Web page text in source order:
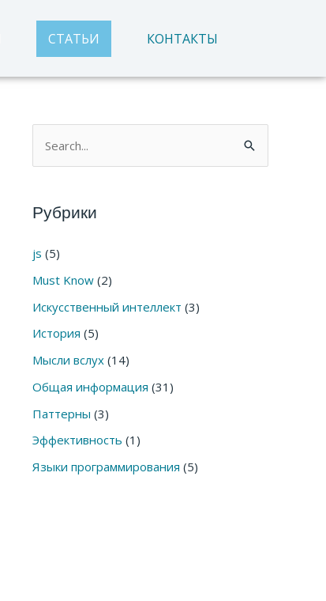
СТАТЬИ КОНТАКТЫ
сРубрики
js (5)
Must Know (2)
Искусственный интеллект (3)
История (5)
Мысли вслух (14)
Общая информация (31)
Паттерны (3)
Эффективность (1)
Языки программирования (5)